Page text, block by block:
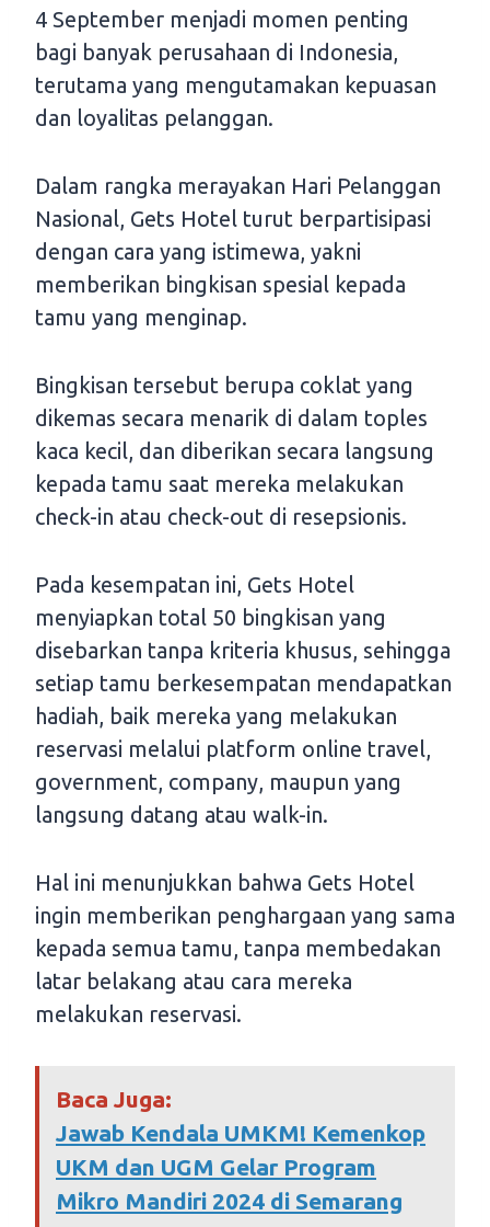
4 September menjadi momen penting
bagi banyak perusahaan di Indonesia,
terutama yang mengutamakan kepuasan
dan loyalitas pelanggan.
Dalam rangka merayakan Hari Pelanggan
Nasional, Gets Hotel turut berpartisipasi
dengan cara yang istimewa, yakni
memberikan bingkisan spesial kepada
tamu yang menginap.
Bingkisan tersebut berupa coklat yang
dikemas secara menarik di dalam toples
kaca kecil, dan diberikan secara langsung
kepada tamu saat mereka melakukan
check-in atau check-out di resepsionis.
Pada kesempatan ini, Gets Hotel
menyiapkan total 50 bingkisan yang
disebarkan tanpa kriteria khusus, sehingga
setiap tamu berkesempatan mendapatkan
hadiah, baik mereka yang melakukan
reservasi melalui platform online travel,
government, company, maupun yang
langsung datang atau walk-in.
Hal ini menunjukkan bahwa Gets Hotel
ingin memberikan penghargaan yang sama
kepada semua tamu, tanpa membedakan
latar belakang atau cara mereka
melakukan reservasi.
Baca Juga:
Jawab Kendala UMKM! Kemenkop
UKM dan UGM Gelar Program
Mikro Mandiri 2024 di Semarang